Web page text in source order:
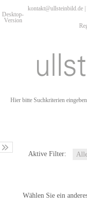
Desktop-
Version
kontakt@ullsteinbild.de
Aktive Filter:
Wählen Sie ein